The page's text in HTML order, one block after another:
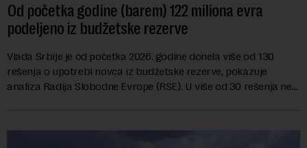
Od početka godine (barem) 122 miliona evra
podeljeno iz budžetske rezerve
Vlada Srbije je od početka 2026. godine donela više od 130
rešenja o upotrebi novca iz budžetske rezerve, pokazuje
analiza Radija Slobodne Evrope (RSE). U više od 30 rešenja ne